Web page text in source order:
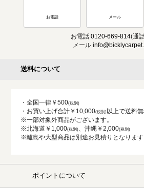
お電話 メール
お電話 0120-669-814(通
メール
送料について
・全国一律￥500
・お買い上げ合計￥10,000
以上で送料
※一部対象外商品がございます。
※北海道￥1,000
、沖縄￥2,000
※離島や大型商品は別途お見積りとなります
ポイントについて